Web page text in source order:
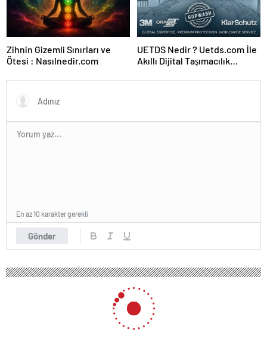
Zihnin Gizemli Sınırları ve
Ötesi : Nasılnedir.com
UETDS Nedir ? Uetds.com İle
Akıllı Dijital Taşımacılık
Gönder
En az 10 karakter gerekli